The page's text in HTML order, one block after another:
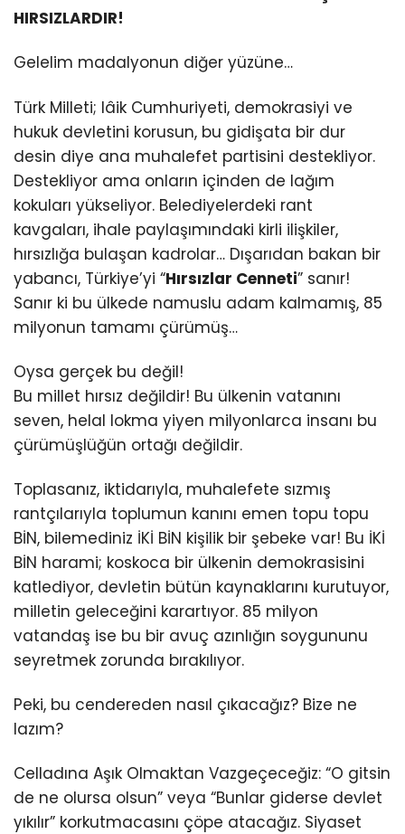
HIRSIZLARDIR!
Gelelim madalyonun diğer yüzüne…
Türk Milleti; lâik Cumhuriyeti, demokrasiyi ve
hukuk devletini korusun, bu gidişata bir dur
desin diye ana muhalefet partisini destekliyor.
Destekliyor ama onların içinden de lağım
kokuları yükseliyor. Belediyelerdeki rant
kavgaları, ihale paylaşımındaki kirli ilişkiler,
hırsızlığa bulaşan kadrolar… Dışarıdan bakan bir
yabancı, Türkiye’yi “Hırsızlar Cenneti” sanır!
Sanır ki bu ülkede namuslu adam kalmamış, 85
milyonun tamamı çürümüş…
Oysa gerçek bu değil!
Bu millet hırsız değildir! Bu ülkenin vatanını
seven, helal lokma yiyen milyonlarca insanı bu
çürümüşlüğün ortağı değildir.
Toplasanız, iktidarıyla, muhalefete sızmış
rantçılarıyla toplumun kanını emen topu topu
BİN, bilemediniz İKİ BİN kişilik bir şebeke var! Bu İKİ
BİN harami; koskoca bir ülkenin demokrasisini
katlediyor, devletin bütün kaynaklarını kurutuyor,
milletin geleceğini karartıyor. 85 milyon
vatandaş ise bu bir avuç azınlığın soygununu
seyretmek zorunda bırakılıyor.
Peki, bu cendereden nasıl çıkacağız? Bize ne
lazım?
Celladına Aşık Olmaktan Vazgeçeceğiz: “O gitsin
de ne olursa olsun” veya “Bunlar giderse devlet
yıkılır” korkutmacasını çöpe atacağız. Siyaset